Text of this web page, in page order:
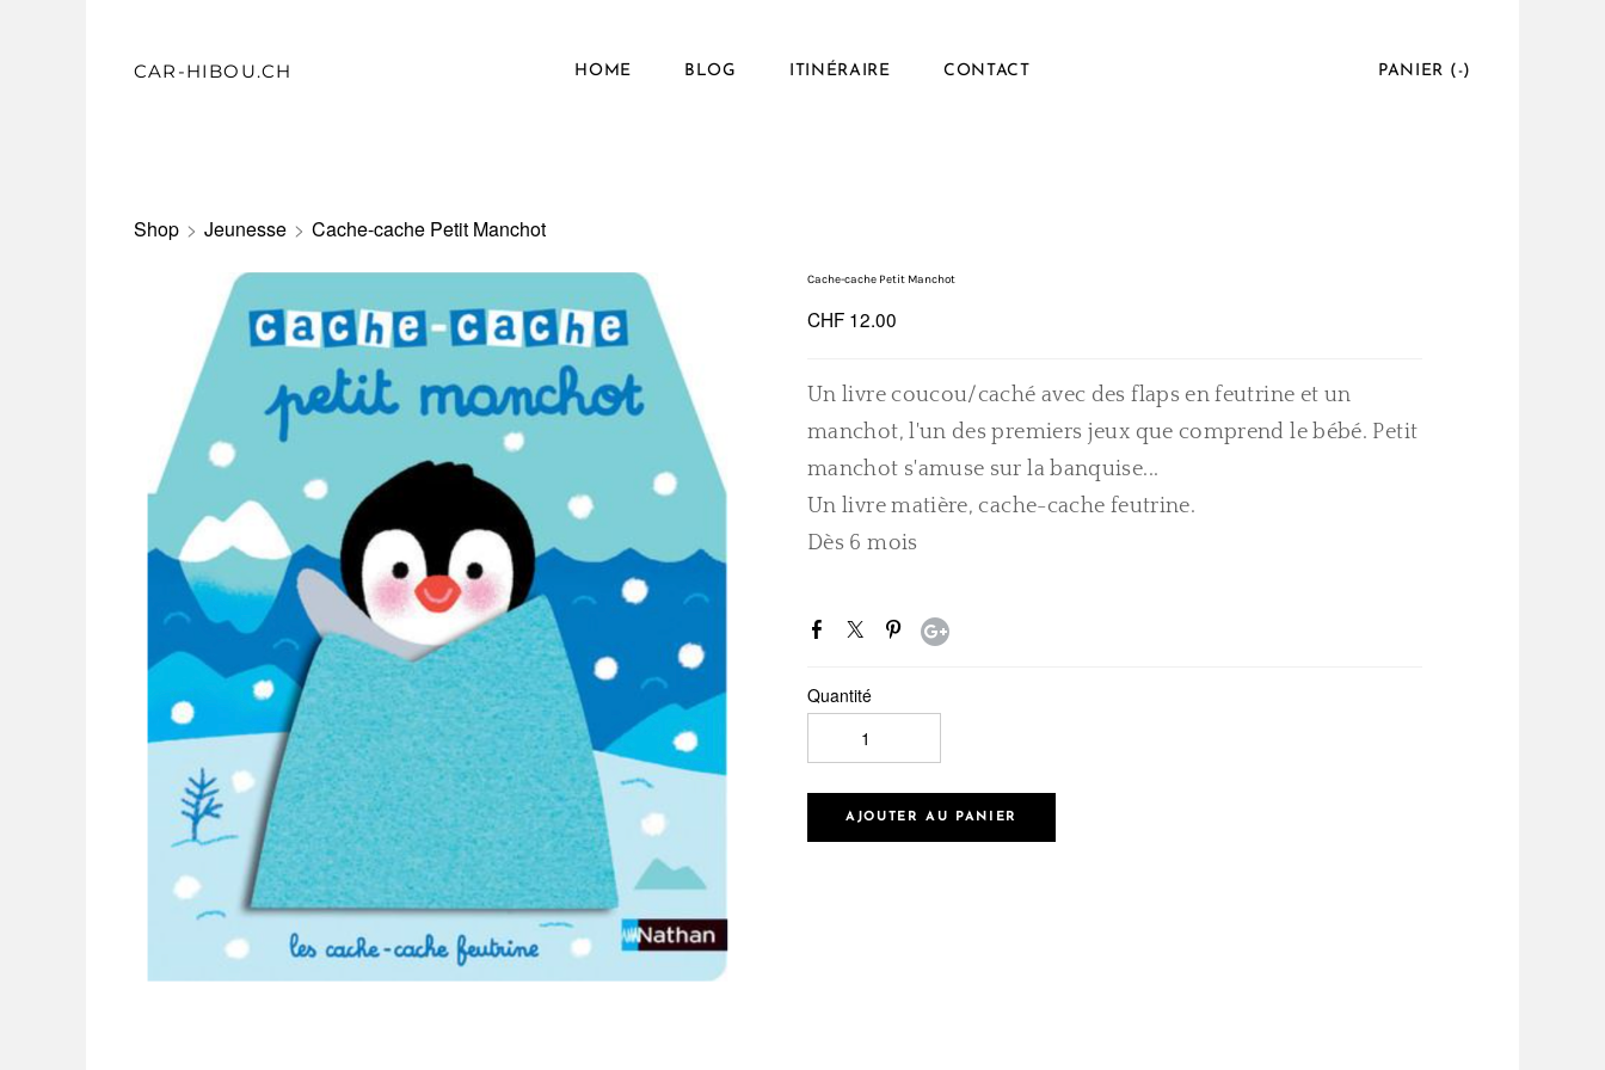
CAR-HIBOU.CH HOME BLOG ITINÉRAIRE CONTACT PANIER ( -)
Shop > Jeunesse > Cache-cache Petit Manchot
Cache-cache Petit Manchot
CHF 12.00
Un livre coucou/caché avec des flaps en feutrine et un
manchot, l'un des premiers jeux que comprend le bébé. Petit
manchot s'amuse sur la banquise...
Un livre matière, cache-cache feutrine.
Dès 6 mois
Quantité
AJOUTER AU PANIER